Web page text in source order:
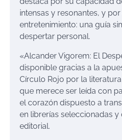
intensas y resonantes, y
entretenimiento: una guía
despertar personal​.
«Alcander Vigorem: El
disponible gracias a la
Círculo Rojo por la
que merece ser leída con
el corazón dispuesto a
en librerías seleccionadas y
editorial.